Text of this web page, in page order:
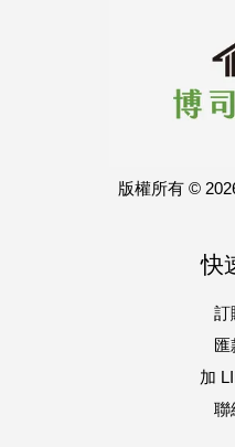
版權所有 ©
快
訂
匯
加
聯